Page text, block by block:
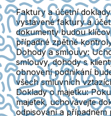
Faktury a účetní doklady
vystavené faktury a
dokumenty budou
případné zpětné
Dohody a smlouvy:
smlouvy, dohody s
obnovení podnikání
všech smluvních
Doklady o majetku:
majetek, uchovávejte
odpisování a